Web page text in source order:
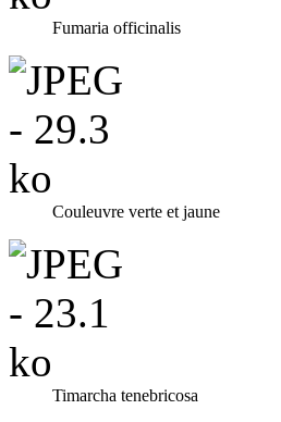
Fumaria officinalis
Couleuvre verte et jaune
Timarcha tenebricosa